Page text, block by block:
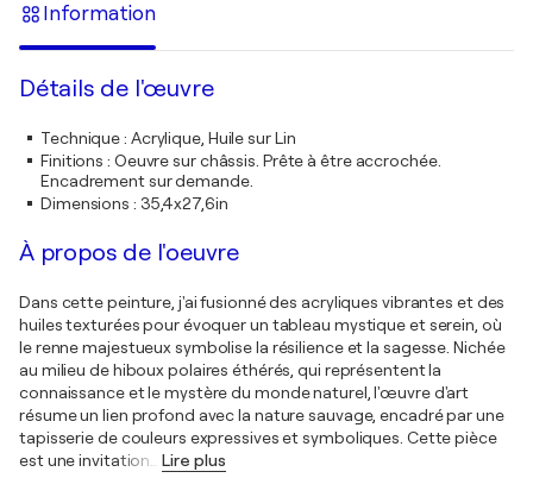
Information
Détails de l'œuvre
Technique: Acrylique, Huile sur Lin
Finitions : Oeuvre sur châssis. Prête à être accrochée.
Encadrement sur demande.
Dimensions : 35,4x27,6in
À propos de l'oeuvre
Dans cette peinture, j'ai fusionné des acryliques vibrantes et des
huiles texturées pour évoquer un tableau mystique et serein, où
le renne majestueux symbolise la résilience et la sagesse. Nichée
au milieu de hiboux polaires éthérés, qui représentent la
connaissance et le mystère du monde naturel, l'œuvre d'art
résume un lien profond avec la nature sauvage, encadré par une
tapisserie de couleurs expressives et symboliques. Cette pièce
est une invitation
Lire plus